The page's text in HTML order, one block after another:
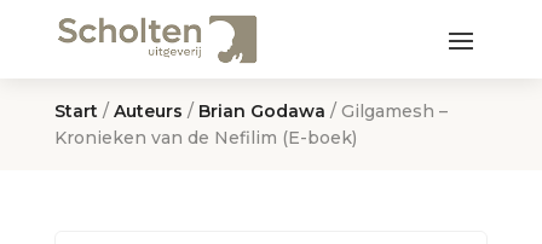
Start / Auteurs / Brian Godawa / Gilgamesh –
Kronieken van de Nefilim (E-boek)